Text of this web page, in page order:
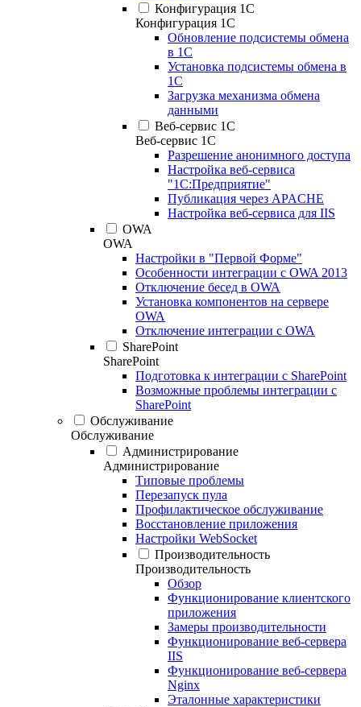
Конфигурация 1С
Конфигурация 1С
Обновление подсистемы обмена
в 1С
Установка подсистемы обмена в
1С
Загрузка механизма обмена
данными
Веб-сервис 1С
Веб-сервис 1С
Разрешение анонимного доступа
Настройка веб-сервиса
"1С:Предприятие"
Публикация через APACHE
Настройка веб-сервиса для IIS
OWA
OWA
Настройки в "Первой Форме"
Особенности интеграции с OWA 2013
Отключение бесед в OWA
Установка компонентов на сервере
OWA
Отключение интеграции с OWA
SharePoint
SharePoint
Подготовка к интеграции с SharePoint
Возможные проблемы интеграции с
SharePoint
Обслуживание
Обслуживание
Администрирование
Администрирование
Типовые проблемы
Перезапуск пула
Профилактическое обслуживание
Восстановление приложения
Настройки WebSocket
Производительность
Производительность
Обзор
Функционирование клиентского
приложения
Замеры производительности
Функционирование веб-сервера
IIS
Функционирование веб-сервера
Nginx
Эталонные характеристики